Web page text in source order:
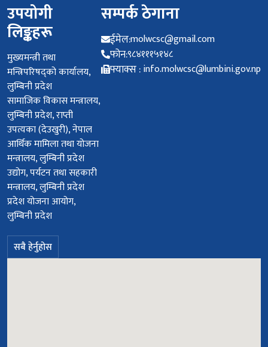
उपयोगी
लिङ्कहरू
मुख्यमन्त्री तथा
मन्त्रिपरिषद्को कार्यालय,
लुम्बिनी प्रदेश
सामाजिक विकास मन्त्रालय,
लुम्बिनी प्रदेश, राप्ती
उपत्यका (देउखुरी), नेपाल
आर्थिक मामिला तथा योजना
मन्त्रालय, लुम्बिनी प्रदेश
उद्योग, पर्यटन तथा सहकारी
मन्त्रालय, लुम्बिनी प्रदेश
प्रदेश योजना आयोग,
लुम्बिनी प्रदेश
सबै हेर्नुहोस
सम्पर्क ठेगाना
ईमेल:molwcsc@gmail.com
फोन:९८४१११५१४८
फ्याक्स :info.molwcsc@lumbini.gov.np